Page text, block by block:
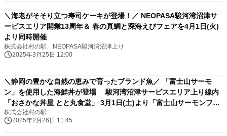
＼海老がそそり立つ寿司ケーキが登場！／ NEOPASA駿河湾沼津サ
ービスエリア開業13周年＆ 春の真鯛と深海えびフェアを4月1日(火)
より同時開催
株式会社村の駅 NEOPASA駿河湾沼津上り
2025年3月25日 12:00
＼静岡の豊かな自然の恵みで育ったブランド魚／ 「富士山サーモ
ン」を使用した海鮮丼が登場 駿河湾沼津サービスエリア上り線内
「おさかな丼屋 とと丸食堂」 3月1日(土)より「富士山サーモンフェ
ア」開催
株式会社村の駅
2025年2月26日 11:45